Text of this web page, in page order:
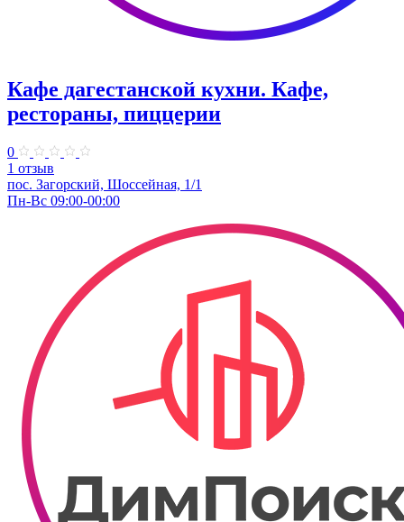
Кафе дагестанской кухни. Кафе,
рестораны, пиццерии
0
1 отзыв
пос. Загорский, Шоссейная, 1/1
Пн-Вс 09:00-00:00